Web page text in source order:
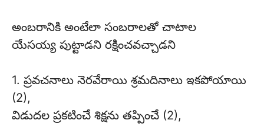
అంబరానికి అంటేలా సంబరాలతో చాటాల
యేసయ్య పుట్టాడని రక్షించవచ్చాడని
1. ప్రవచనాలు నెరవేరాయి శ్రమదినాలు ఇకపోయాయి
(2),
విడుదల ప్రకటించే శిక్షను తప్పించే (2),